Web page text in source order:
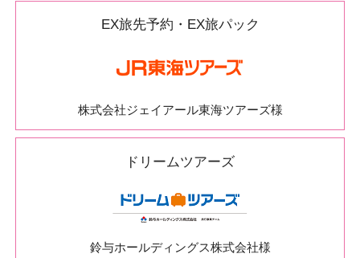
EX旅先予約・EX旅パック
株式会社ジェイアール東海ツアーズ様
ドリームツアーズ
鈴与ホールディングス株式会社様